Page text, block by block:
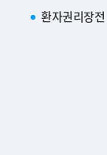
환자권리장전